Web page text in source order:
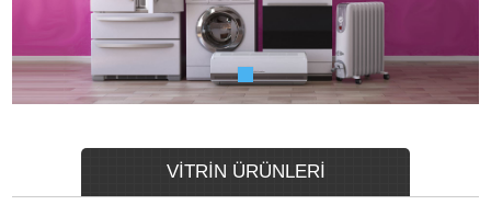
VİTRİN ÜRÜNLERİ